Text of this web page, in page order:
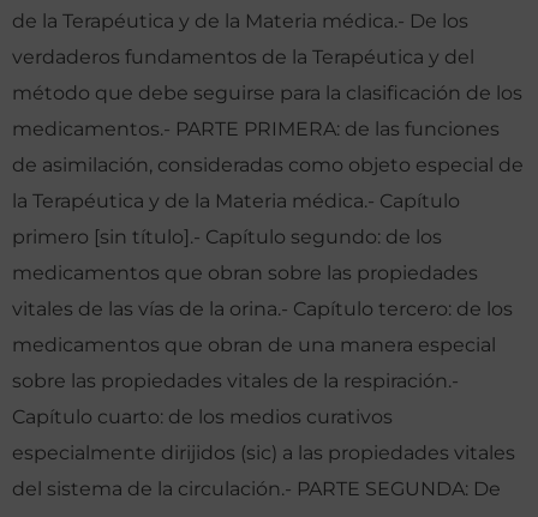
de la Terapéutica y de la Materia médica.- De los
verdaderos fundamentos de la Terapéutica y del
método que debe seguirse para la clasificación de los
medicamentos.- PARTE PRIMERA: de las funciones
de asimilación, consideradas como objeto especial de
la Terapéutica y de la Materia médica.- Capítulo
primero [sin título].- Capítulo segundo: de los
medicamentos que obran sobre las propiedades
vitales de las vías de la orina.- Capítulo tercero: de los
medicamentos que obran de una manera especial
sobre las propiedades vitales de la respiración.-
Capítulo cuarto: de los medios curativos
especialmente dirijidos (sic) a las propiedades vitales
del sistema de la circulación.- PARTE SEGUNDA: De